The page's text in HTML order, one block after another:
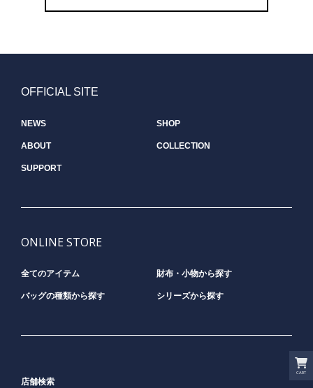
CART
OFFICIAL SITE
NEWS SHOP
ABOUT COLLECTION
SUPPORT
ONLINE STORE
全てのアイテム 財布・小物から探す
バッグの種類から探す シリーズから探す
店舗検索